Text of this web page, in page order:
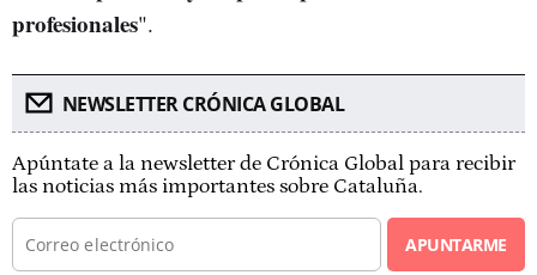
profesionales".
NEWSLETTER CRÓNICA GLOBAL
Apúntate a la newsletter de Crónica Global para recibir
las noticias más importantes sobre Cataluña.
APUNTARME